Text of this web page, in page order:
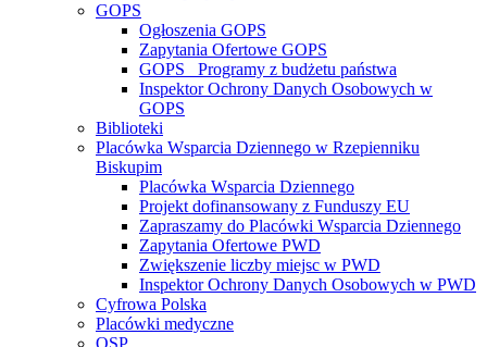
GOPS
Ogłoszenia GOPS
Zapytania Ofertowe GOPS
GOPS_ Programy z budżetu państwa
Inspektor Ochrony Danych Osobowych w
GOPS
Biblioteki
Placówka Wsparcia Dziennego w Rzepienniku
Biskupim
Placówka Wsparcia Dziennego
Projekt dofinansowany z Funduszy EU
Zapraszamy do Placówki Wsparcia Dziennego
Zapytania Ofertowe PWD
Zwiększenie liczby miejsc w PWD
Inspektor Ochrony Danych Osobowych w PWD
Cyfrowa Polska
Placówki medyczne